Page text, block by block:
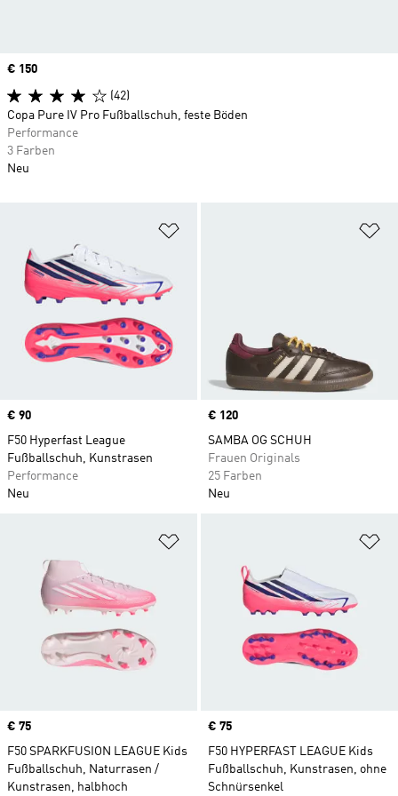
Price
€ 90
F50 Hyperfast League
Fußballschuh, Kunstrasen
Performance
Neu
Price
€ 120
SAMBA OG SCHUH
Frauen Originals
25 Farben
Neu
Price
€ 75
F50 SPARKFUSION LEAGUE Kids
Fußballschuh, Naturrasen /
Kunstrasen, halbhoch
Price
€ 75
F50 HYPERFAST LEAGUE Kids
Fußballschuh, Kunstrasen, ohne
Schnürsenkel
Price
€ 150
(42)
Copa Pure IV Pro Fußballschuh, feste Böden
Performance
3 Farben
Neu